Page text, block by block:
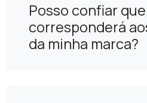
Posso confiar
corresponderá
da minha marca?